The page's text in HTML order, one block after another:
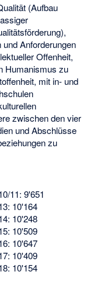
(Aufbau
Anforderungen
Offenheit,
Humanismus zu
mit in- und
zwischen den vier
und Abschlüsse
zu
11: 9'651
10'164
10'248
10'509
10'647
10'409
10'154